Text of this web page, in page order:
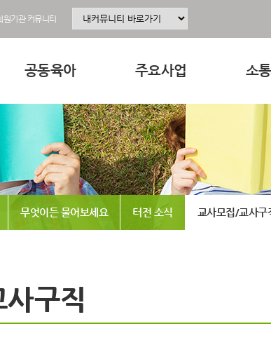
원기관 커뮤니티
공동육아
공동육아란
공동육아 영유아과정
공동육아 초등과정
공동육아사회적협동조합
전국공동육아현황
주요사업
주요사업소개
공동육아인증
현장조직사업
교육사업
연구사업
소
무엇
터전
교사
무엇이든 물어보세요 터전 소식 교사모집/교사구
구직